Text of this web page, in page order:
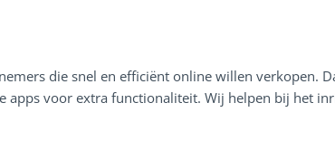
die snel en efficiënt online willen verkopen.
voor extra functionaliteit. Wij helpen bij het